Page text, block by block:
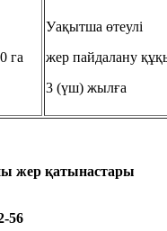
га
Уақытша өтеулі
жер пайдалану
3 (үш) жылға
жер қатынастары
-56